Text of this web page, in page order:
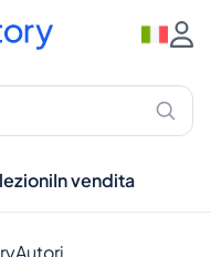
In vendita
Autori